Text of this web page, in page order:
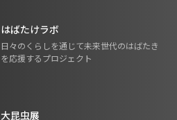
はばたけラボ
日々のくらしを通じて未来世代のはばたき
を応援するプロジェクト
大昆虫展